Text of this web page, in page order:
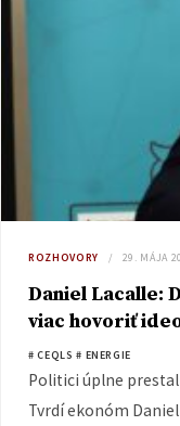
ROZHOVORY 29. MÁJA
Daniel Lacalle:
viac hovoriť
sa EÚ ocitla v
# CEQLS # ENERGIE
Politici úplne
Tvrdí ekonóm